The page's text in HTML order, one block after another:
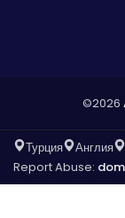
©2026
Турция Англия
Report Abuse: